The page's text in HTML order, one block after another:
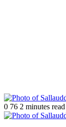
0 76 2 minutes read